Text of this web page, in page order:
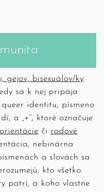
gejov, bisexuálov/ky
sa k nej pripája
identitu, písmeno
a „+“, ktoré označuje
či rodové
nebinárna
a slovách sa
kto všetko
patrí, a koho vlastne